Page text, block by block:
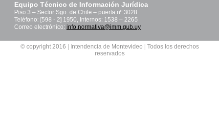
Equipo Técnico de Información Jurídica
Piso 3 – Sector Sgo. de Chile – puerta nº 3028
Teléfono: [598 - 2] 1950, Internos: 1538 – 2265
Correo electrónico: info.normativa@imm.gub.uy
© copyright 2016 | Intendencia de Montevideo | Todos los derechos
reservados